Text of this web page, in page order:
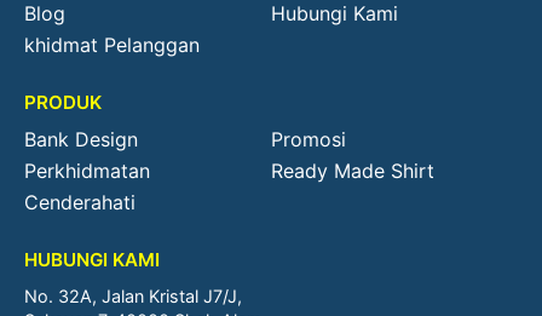
Blog
Hubungi Kami
khidmat Pelanggan
PRODUK
Bank Design
Promosi
Perkhidmatan
Ready Made Shirt
Cenderahati
HUBUNGI KAMI
No. 32A, Jalan Kristal J7/J,